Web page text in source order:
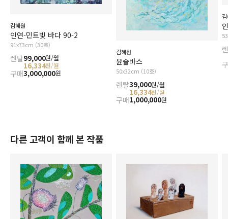
김혜원
인연-민트빛 바다 90-2
91x73cm (30호)
렌탈99,000원/월
16,334원/월
구매3,000,000원
김혜원
윤슬바스
50x32cm (10호)
렌탈39,000원/월
16,334원/월
구매1,000,000원
다른 고객이 함께 본 작품